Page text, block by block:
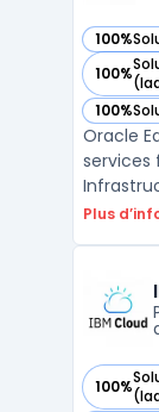
100%
— voir
100%
— voir
100%
— voir
Oracle
services
traiter
Plus
100%
— voir